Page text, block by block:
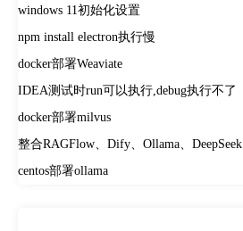
windows 11初始化设置
npm install electron执行慢
docker部署Weaviate
IDEA测试时run可以执行,debug执行不了
docker部署milvus
整合RAGFlow、Dify、Ollama、DeepSeek
centos部署ollama